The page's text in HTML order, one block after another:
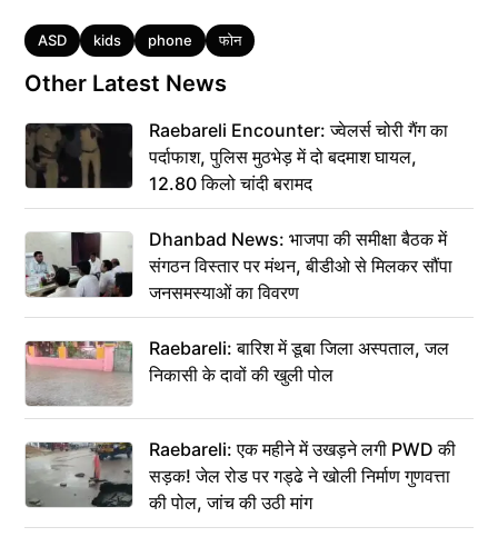
Tags
ASD kids phone फोन
Other Latest News
Raebareli Encounter: ज्वेलर्स चोरी गैंग का
पर्दाफाश, पुलिस मुठभेड़ में दो बदमाश घायल,
12.80 किलो चांदी बरामद
Dhanbad News: भाजपा की समीक्षा बैठक में
संगठन विस्तार पर मंथन, बीडीओ से मिलकर सौंपा
जनसमस्याओं का विवरण
Raebareli: बारिश में डूबा जिला अस्पताल, जल
निकासी के दावों की खुली पोल
Raebareli: एक महीने में उखड़ने लगी PWD की
सड़क! जेल रोड पर गड्ढे ने खोली निर्माण गुणवत्ता
की पोल, जांच की उठी मांग